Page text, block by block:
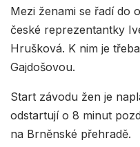
Mezi ženami se řadí do
české reprezentantky
Hrušková. K nim je
Gajdošovou.
Start závodu žen je
odstartují o 8 minut
na Brněnské přehradě.